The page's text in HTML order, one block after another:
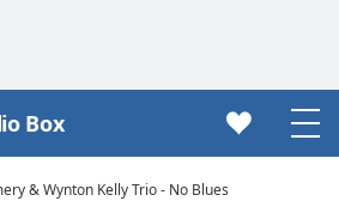
Box
& Wynton Kelly Trio - No Blues